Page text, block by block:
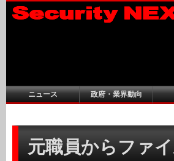
ニュース 政府・業界動向
元職員からファ